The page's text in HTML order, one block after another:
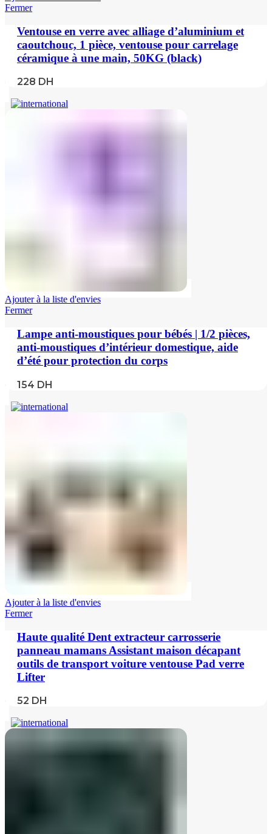
Fermer
Ventouse en verre avec alliage d’aluminium et
caoutchouc, 1 pièce, ventouse pour carrelage
céramique à une main, 50KG (black)
228 DH
Ajouter à la liste d'envies
Fermer
Lampe anti-moustiques pour bébés | 1/2 pièces,
anti-moustiques d’intérieur domestique, aide
d’été pour protection du corps
154 DH
Ajouter à la liste d'envies
Fermer
Haute qualité Dent extracteur carrosserie
panneau mamans Assistant maison décapant
outils de transport voiture ventouse Pad verre
Lifter
52 DH